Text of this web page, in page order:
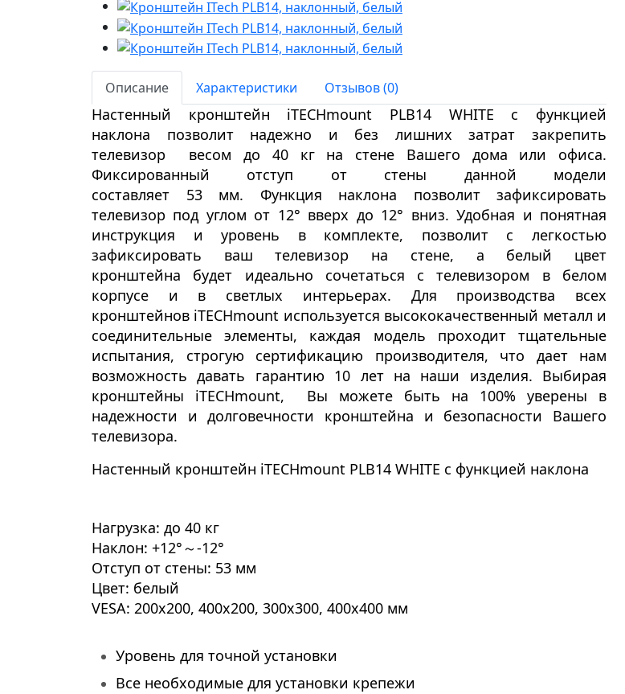
Описание Характеристики Отзывов (0)
Настенный кронштейн iTECHmount PLB14 WHITE с функцией
наклона позволит надежно и без лишних затрат закрепить
телевизор
весом до 40 кг на стене Вашего дома или офиса.
Фиксированный
отступ от стены
данной модели
составляет
53мм. Функция наклона позволит зафиксировать
телевизор под углом от 12° вверх до 12° вниз.Удобная и понятная
инструкция и уровень в комплекте, позволит с легкостью
зафиксировать ваш телевизор на стене, а белый цвет
кронштейна будет идеально сочетаться с телевизором в белом
корпусе и в светлых интерьерах.
Для производства всех
кронштейнов iTECHmount используется высококачественный металл и
соединительные элементы, каждая модель проходит тщательные
испытания, строгую сертификацию производителя, что дает нам
возможность давать
гарантию 10 лет на наши изделия. Выбирая
кронштейны iTECHmount,
Вы можете быть на 100% уверены в
надежности и долговечности кронштейна и безопасности Вашего
телевизора.
Настенный кронштейн iTECHmount PLB14 WHITE с функцией наклона
Нагрузка: до 40 кг
Наклон: +12°～-12°
Отступ от стены: 53 мм
Цвет: белый
VESA: 200x200, 400x200, 300x300, 400x400 мм
Уровень для точной установки
Все необходимые для установки крепежи